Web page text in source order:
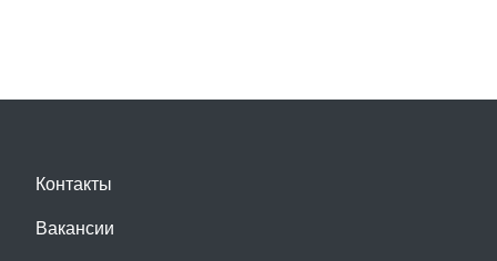
Контакты
Вакансии